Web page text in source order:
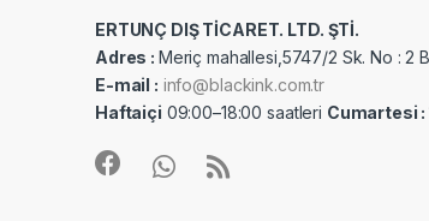
ERTUNÇ DIŞ TİCARET. LTD. ŞTİ.
Adres : Meriç mahallesi,5747/2 Sk. No : 2
E-mail : info@blackink.com.tr
Haftaiçi 09:00–18:00 saatleri Cumartesi :